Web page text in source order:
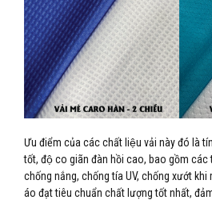
Ưu điểm của các chất liệu vải này đó là
tốt, độ co giãn đàn hồi cao, bao gồm các
chống nắng, chống tía UV, chống xướt
áo đạt tiêu chuẩn chất lượng tốt nhất,